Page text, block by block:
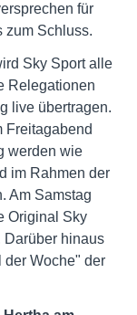
für
zum Schluss.
Sky Sport alle
Relegationen
live übertragen.
Freitagabend
werden wie
im Rahmen der
Am Samstag
Original Sky
Darüber hinaus
der Woche" der